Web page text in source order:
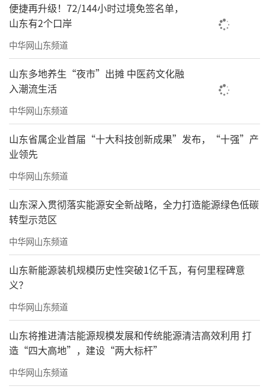
便捷再升级！72/144小时过境免签名单，
山东有2个口岸
中华网山东频道
山东多地养生“夜市”出摊 中医药文化融
入潮流生活
中华网山东频道
山东省属企业首届“十大科技创新成果”发布，“十强”产
业领先
中华网山东频道
山东深入贯彻落实能源安全新战略，全力打造能源绿色低碳
转型示范区
中华网山东频道
山东新能源装机规模历史性突破1亿千瓦，有何里程碑意
义？
中华网山东频道
山东将推进清洁能源规模发展和传统能源清洁高效利用 打
造“四大高地”，建设“两大标杆”
中华网山东频道